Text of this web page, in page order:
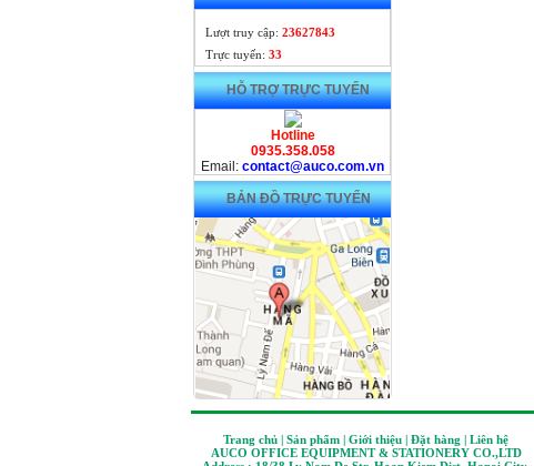
Lượt truy cập: 23627843
Trực tuyến: 33
HỖ TRỢ TRỰC TUYẾN
Hotline
0935.358.058
Email: contact@auco.com.vn
BẢN ĐỒ TRỰC TUYẾN
Trang chủ | Sản phẩm | Giới thiệu | Đặt hàng | Liên hệ
AUCO OFFICE EQUIPMENT & STATIONERY CO.,LTD